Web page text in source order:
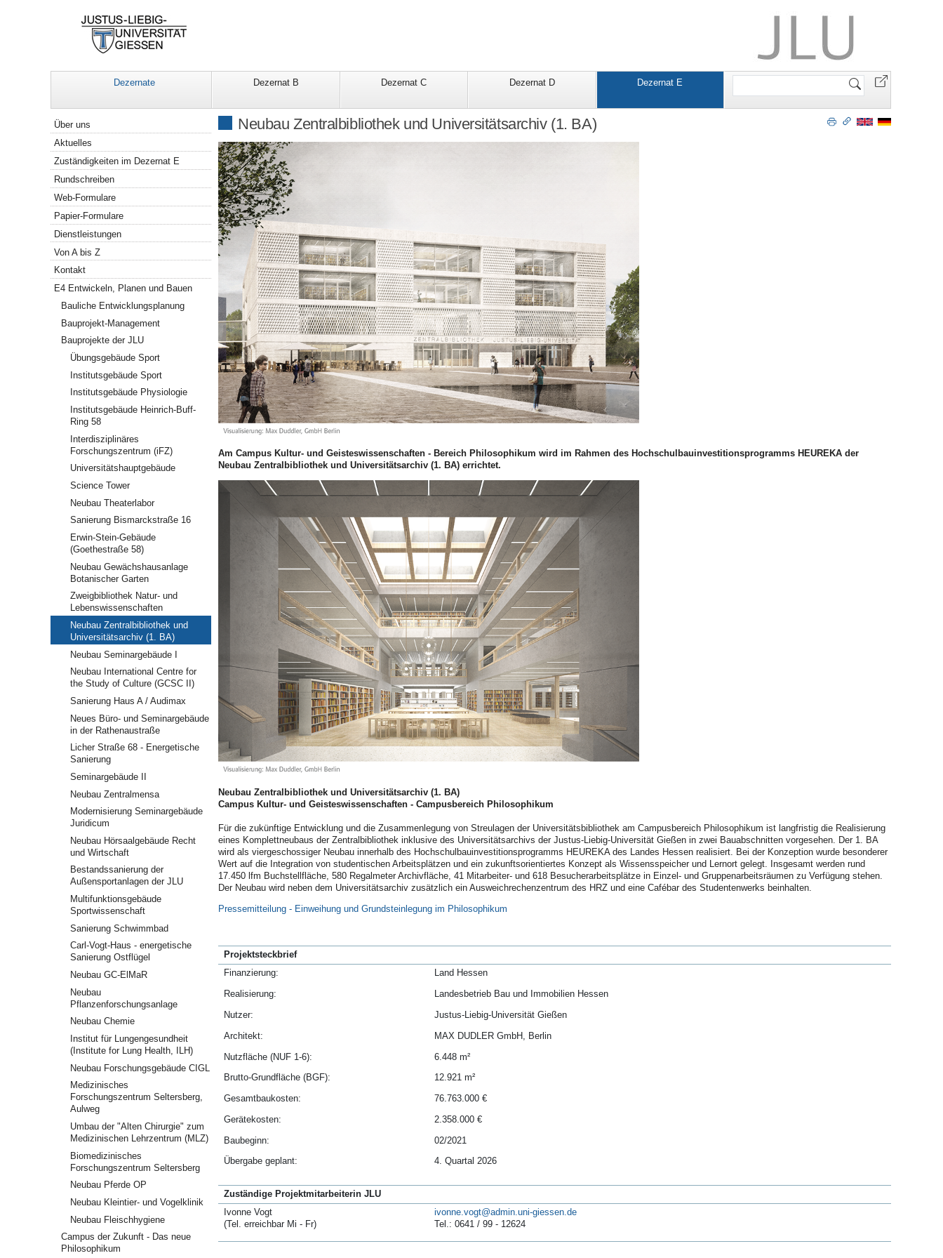
Dezernate Dezernat B Dezernat C Dezernat D Dezernat E
Website
Neubau Zentralbibliothek und Universitätsarchiv (1. BA)
Am Campus Kultur- und Geisteswissenschaften - Bereich Philosophikum wird im Rahmen des Hochschulbauinvestitionsprogramms HEUREKA der
Neubau Zentralbibliothek und Universitätsarchiv (1. BA) errichtet.
Neubau Zentralbibliothek und Universitätsarchiv (1. BA)
Campus Kultur- und Geisteswissenschaften - Campusbereich Philosophikum
Für die zukünftige Entwicklung und die Zusammenlegung von Streulagen der Universitätsbibliothek am Campusbereich Philosophikum ist langfristig die Realisierung
eines Komplettneubaus der Zentralbibliothek inklusive des Universitätsarchivs der Justus-Liebig-Universität Gießen in zwei Bauabschnitten vorgesehen. Der 1. BA
wird als viergeschossiger Neubau innerhalb des Hochschulbauinvestitionsprogramms HEUREKA des Landes Hessen realisiert. Bei der Konzeption wurde besonderer
Wert auf die Integration von studentischen Arbeitsplätzen und ein zukunftsorientiertes Konzept als Wissensspeicher und Lernort gelegt. Insgesamt werden rund
17.450 lfm Buchstellfläche, 580 Regalmeter Archivfläche, 41 Mitarbeiter- und 618 Besucherarbeitsplätze in Einzel- und Gruppenarbeitsräumen zu Verfügung stehen.
Der Neubau wird neben dem Universitätsarchiv zusätzlich ein Ausweichrechenzentrum des HRZ und eine Cafébar des Studentenwerks beinhalten.
Pressemitteilung - Einweihung und Grundsteinlegung im Philosophikum
Projektsteckbrief
Finanzierung:
Realisierung:
Nutzer:
Architekt:
Nutzfläche (NUF 1-6):
Brutto-Grundfläche (BGF):
Gesamtbaukosten:
Gerätekosten:
Baubeginn:
Übergabe geplant:
Land Hessen
Landesbetrieb Bau und Immobilien Hessen
Justus-Liebig-Universität Gießen
MAX DUDLER GmbH, Berlin
6.448 m²
12.921 m²
76.763.000 €
2.358.000 €
02/2021
4. Quartal 2026
Zuständige Projektmitarbeiterin JLU
Ivonne Vogt
(Tel. erreichbar Mi - Fr)
ivonne.vogt
Tel.: 0641 / 99 - 12624
Navigation
Über uns
Aktuelles
Zuständigkeiten im Dezernat E
Rundschreiben
Web-Formulare
Papier-Formulare
Dienstleistungen
Von A bis Z
Kontakt
E4 Entwickeln, Planen und Bauen
Bauliche Entwicklungsplanung
Bauprojekt-Management
Bauprojekte der JLU
Übungsgebäude Sport
Institutsgebäude Sport
Institutsgebäude Physiologie
Institutsgebäude Heinrich-Buff-
Ring 58
Interdisziplinäres
Forschungszentrum (iFZ)
Universitätshauptgebäude
Science Tower
Neubau Theaterlabor
Sanierung Bismarckstraße 16
Erwin-Stein-Gebäude
(Goethestraße 58)
Neubau Gewächshausanlage
Botanischer Garten
Zweigbibliothek Natur- und
Lebenswissenschaften
Neubau Zentralbibliothek und
Universitätsarchiv (1. BA)
Neubau Seminargebäude I
Neubau International Centre for
the Study of Culture (GCSC II)
Sanierung Haus A / Audimax
Neues Büro- und Seminargebäude
in der Rathenaustraße
Licher Straße 68 - Energetische
Sanierung
Seminargebäude II
Neubau Zentralmensa
Modernisierung Seminargebäude
Juridicum
Neubau Hörsaalgebäude Recht
und Wirtschaft
Bestandssanierung der
Außensportanlagen der JLU
Multifunktionsgebäude
Sportwissenschaft
Sanierung Schwimmbad
Carl-Vogt-Haus - energetische
Sanierung Ostflügel
Neubau GC-ElMaR
Neubau
Pflanzenforschungsanlage
Neubau Chemie
Institut für Lungengesundheit
(Institute for Lung Health, ILH)
Neubau Forschungsgebäude CIGL
Medizinisches
Forschungszentrum Seltersberg,
Aulweg
Umbau der "Alten Chirurgie" zum
Medizinischen Lehrzentrum (MLZ)
Biomedizinisches
Forschungszentrum Seltersberg
Neubau Pferde OP
Neubau Kleintier- und Vogelklinik
Neubau Fleischhygiene
Campus der Zukunft - Das neue
Philosophikum